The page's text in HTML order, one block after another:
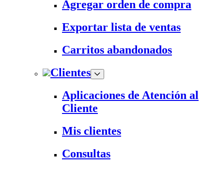
Agregar orden de compra
Exportar lista de ventas
Carritos abandonados
Clientes
Aplicaciones de Atención al
Cliente
Mis clientes
Consultas